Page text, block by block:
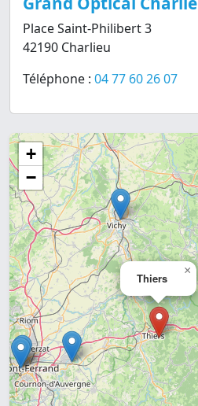
Place Saint-Philibert 3
42190 Charlieu
Téléphone : 04 77 60 26 07
Thiers
×
+
−